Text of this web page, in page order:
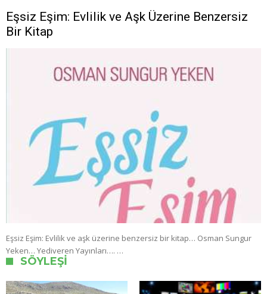
Eşsiz Eşim: Evlilik ve Aşk Üzerine Benzersiz
Bir Kitap
Eşsiz Eşim: Evlilik ve aşk üzerine benzersiz bir kitap… Osman Sungur
Yeken… Yediveren Yayınları…. …
SÖYLEŞI